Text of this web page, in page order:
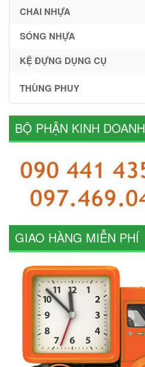
CHAI NHỰA
SÓNG NHỰA
KỆ ĐỰNG DỤNG CỤ
THÙNG PHUY
BỘ PHẬN KINH DOANH
GIAO HÀNG MIỄN PHÍ